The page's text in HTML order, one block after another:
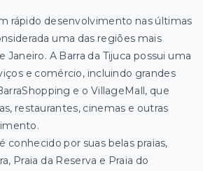
rápido desenvolvimento nas últimas
uma das regiões mais
Janeiro. A Barra da Tijuca possui uma
e comércio, incluindo grandes
e o VillageMall, que
restaurantes, cinemas e outras
conhecido por suas belas praias,
Praia da Reserva e Praia do